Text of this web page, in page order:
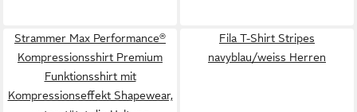
Strammer Max Performance®
Kompressionsshirt Premium
Funktionsshirt mit
Kompressionseffekt Shapewear,
Fila T-Shirt Stripes
navyblau/weiss Herren